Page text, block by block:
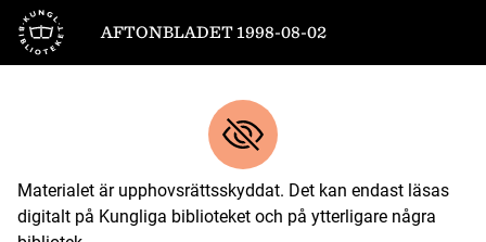
Till startsidan
AFTONBLADET 1998-08-02
Materialet är upphovsrättsskyddat. Det kan endast läsas
digitalt på Kungliga biblioteket och på ytterligare några